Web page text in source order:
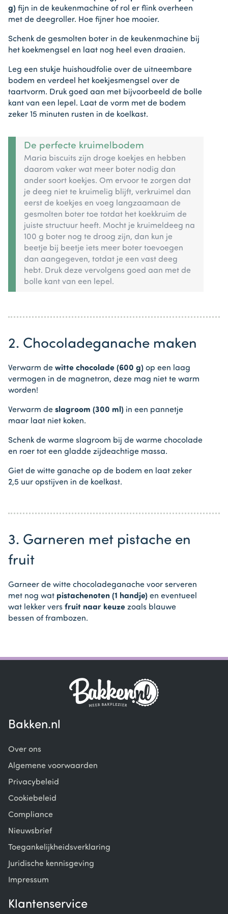
g) fijn in de keukenmachine of rol er flink overheen
met de deegroller. Hoe fijner hoe mooier.
Schenk de gesmolten boter in de keukenmachine bij
het koekmengsel en laat nog heel even draaien.
Leg een stukje huishoudfolie over de uitneembare
bodem en verdeel het koekjesmengsel over de
taartvorm. Druk goed aan met bijvoorbeeld de bolle
kant van een lepel. Laat de vorm met de bodem
zeker 15 minuten rusten in de koelkast.
De perfecte kruimelbodem
Maria biscuits zijn droge koekjes en hebben
daarom vaker wat meer boter nodig dan
ander soort koekjes. Om ervoor te zorgen dat
je deeg niet te kruimelig blijft, verkruimel dan
eerst de koekjes en voeg langzaamaan de
gesmolten boter toe totdat het koekkruim de
juiste structuur heeft. Mocht je kruimeldeeg na
100 g boter nog te droog zijn, dan kun je
beetje bij beetje iets meer boter toevoegen
dan aangegeven, totdat je een vast deeg
hebt. Druk deze vervolgens goed aan met de
bolle kant van een lepel.
2. Chocoladeganache maken
Verwarm de witte chocolade (600 g) op een laag
vermogen in de magnetron, deze mag niet te warm
worden!
Verwarm de slagroom (300 ml) in een pannetje
maar laat niet koken.
Schenk de warme slagroom bij de warme chocolade
en roer tot een gladde zijdeachtige massa.
Giet de witte ganache op de bodem en laat zeker
2,5 uur opstijven in de koelkast.
3. Garneren met pistache en
fruit
Garneer de witte chocoladeganache voor serveren
met nog wat pistachenoten (1 handje) en eventueel
wat lekker vers fruit naar keuze zoals blauwe
bessen of frambozen.
Bakken.nl
Over ons
Algemene voorwaarden
Privacybeleid
Cookiebeleid
Compliance
Nieuwsbrief
Toegankelijkheidsverklaring
Juridische kennisgeving
Impressum
Klantenservice